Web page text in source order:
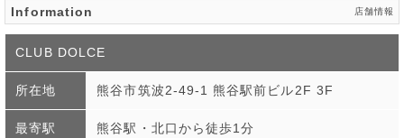
Information 店舗情報
CLUB DOLCE
所在地 熊谷市筑波2-49-1 熊谷駅前ビル2F 3F
最寄駅 熊谷駅・北口から徒歩1分